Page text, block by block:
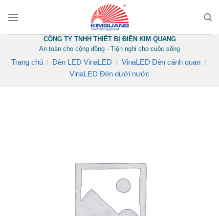
CÔNG TY TNHH THIẾT BỊ ĐIỆN KIM QUANG
An toàn cho cộng đồng - Tiện nghi cho cuộc sống
Trang chủ / Đèn LED VinaLED / VinaLED Đèn cảnh quan /
VinaLED Đèn dưới nước